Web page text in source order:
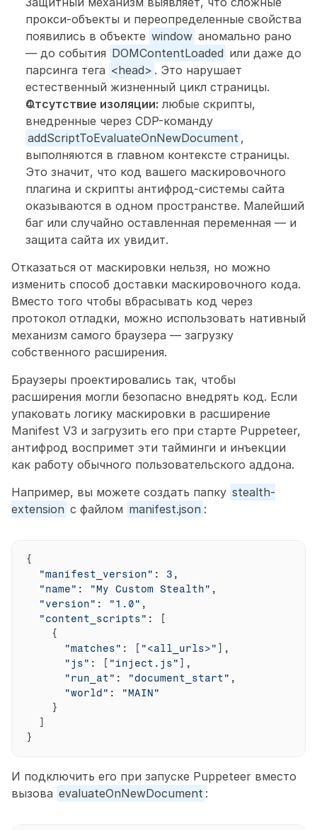
прокси-объекты и переопределенные свойства
появились в объекте window аномально рано
— до события DOMContentLoaded или даже до
парсинга тега <head> . Это нарушает
естественный жизненный цикл страницы.
Отсутствие изоляции: любые скрипты,
addScriptToEvaluateOnNewDocument ,
выполняются в главном контексте страницы.
Это значит, что код вашего маскировочного
плагина и скрипты антифрод-системы сайта
оказываются в одном пространстве. Малейший
баг или случайно оставленная переменная — и
защита сайта их увидит.
Отказаться от маскировки нельзя, но можно
изменить способ доставки маскировочного кода.
Вместо того чтобы вбрасывать код через
протокол отладки, можно использовать нативный
механизм самого браузера — загрузку
собственного расширения.
Браузеры проектировались так, чтобы
расширения могли безопасно внедрять код. Если
упаковать логику маскировки в расширение
Manifest V3 и загрузить его при старте Puppeteer,
антифрод воспримет эти тайминги и инъекции
как работу обычного пользовательского аддона.
Например, вы можете создать папку stealth-
extension с файлом manifest.json :
{
"manifest_version" : 3 ,
"name" : "My Custom Stealth" ,
"version" : "1.0" ,
"content_scripts" :
[
{
"matches" : [ "<all_urls>" ] ,
"js" : [ "inject.js" ] ,
"run_at" : "document_start" ,
"world" :
"MAIN"
}
]
}
И подключить его при запуске Puppeteer вместо
вызова evaluateOnNewDocument :